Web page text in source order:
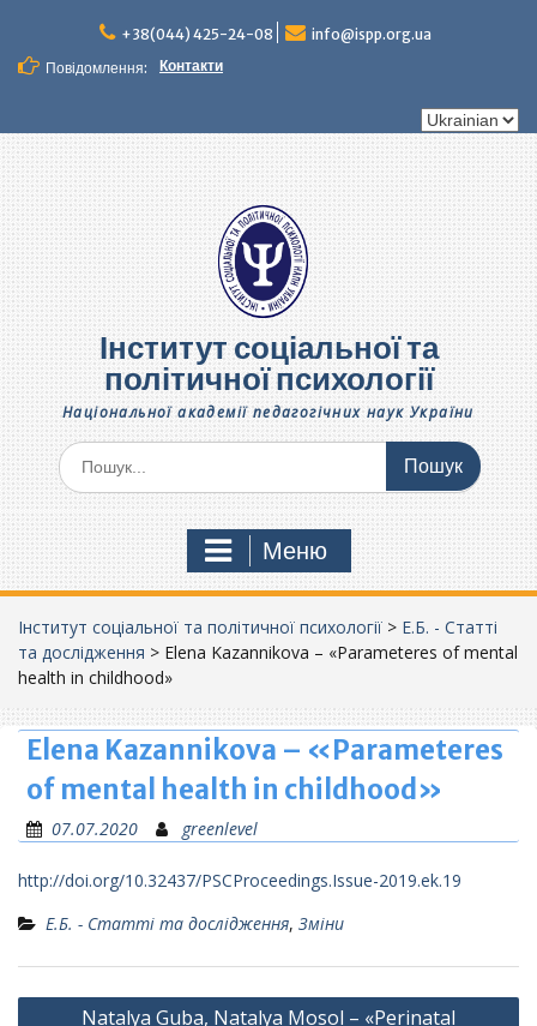
вмісту
+38(044) 425-24-08
info@ispp.org.ua
Повідомлення:
Контакти
Вибрати
Інститут соціальної та
політичної психології
Національної академії педагогічних наук України
Шукати:
Меню
Інститут соціальної та політичної психології > Е.Б. - Статті
та дослідження > Elena Kazannikova – «Parameteres of mental
health in childhood»
Elena Kazannikova – «Parameteres
of mental health in childhood»
07.07.2020 greenlevel
http://doi.org/10.32437/PSCProceedings.Issue-2019.ek.19
Е.Б. - Статті та дослідження, Зміни
Навігація
Natalya Guba, Natalya Mosol – «Perinatal